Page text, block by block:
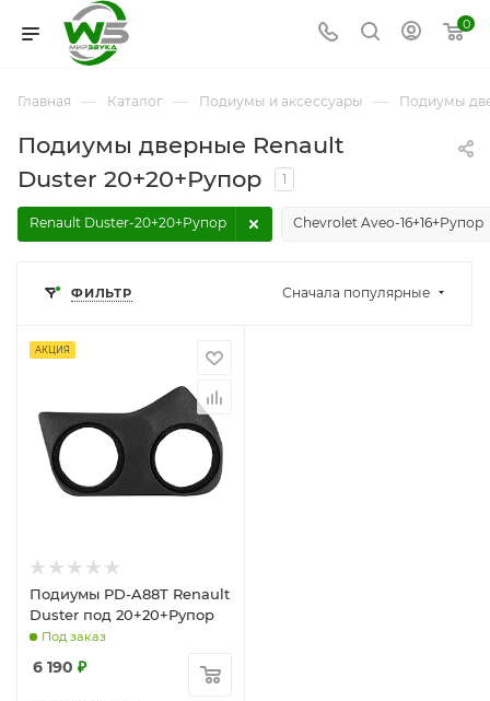
0
Главная — Каталог — Подиумы и аксессуары — Подиумы
Подиумы дверные Renault
Duster 20+20+Рупор
1
Chevrolet Aveo-16+16+Рупор
Renault Duster-20+20+Рупор
ФИЛЬТР Сначала популярные
АКЦИЯ
Подиумы PD-A88T Renault
Duster под 20+20+Рупор
Под заказ
6 190 ₽